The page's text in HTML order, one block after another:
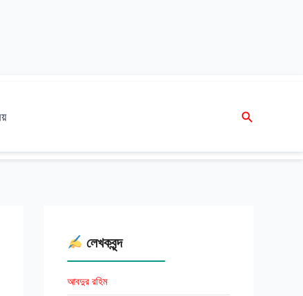
Search
লেখকবৃন্দ
আবদুর রহিম